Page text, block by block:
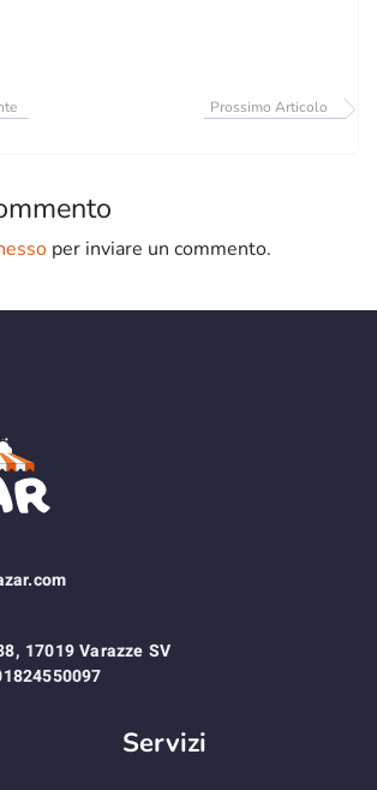
Prossimo Articolo
per inviare un commento.
17019 Varazze SV
Servizi